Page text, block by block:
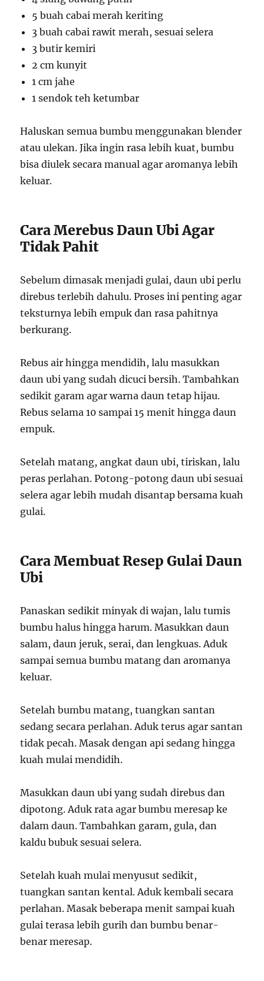
5 buah cabai merah keriting
3 buah cabai rawit merah, sesuai selera
3 butir kemiri
2 cm kunyit
1 cm jahe
1 sendok teh ketumbar
Haluskan semua bumbu menggunakan blender
atau ulekan. Jika ingin rasa lebih kuat, bumbu
bisa diulek secara manual agar aromanya lebih
keluar.
Cara Merebus Daun Ubi Agar
Tidak Pahit
Sebelum dimasak menjadi gulai, daun ubi perlu
direbus terlebih dahulu. Proses ini penting agar
teksturnya lebih empuk dan rasa pahitnya
berkurang.
Rebus air hingga mendidih, lalu masukkan
daun ubi yang sudah dicuci bersih. Tambahkan
sedikit garam agar warna daun tetap hijau.
Rebus selama 10 sampai 15 menit hingga daun
empuk.
Setelah matang, angkat daun ubi, tiriskan, lalu
peras perlahan. Potong-potong daun ubi sesuai
selera agar lebih mudah disantap bersama kuah
gulai.
Cara Membuat Resep Gulai Daun
Ubi
Panaskan sedikit minyak di wajan, lalu tumis
bumbu halus hingga harum. Masukkan daun
salam, daun jeruk, serai, dan lengkuas. Aduk
sampai semua bumbu matang dan aromanya
keluar.
Setelah bumbu matang, tuangkan santan
sedang secara perlahan. Aduk terus agar santan
tidak pecah. Masak dengan api sedang hingga
kuah mulai mendidih.
Masukkan daun ubi yang sudah direbus dan
dipotong. Aduk rata agar bumbu meresap ke
dalam daun. Tambahkan garam, gula, dan
kaldu bubuk sesuai selera.
Setelah kuah mulai menyusut sedikit,
tuangkan santan kental. Aduk kembali secara
perlahan. Masak beberapa menit sampai kuah
gulai terasa lebih gurih dan bumbu benar-
benar meresap.